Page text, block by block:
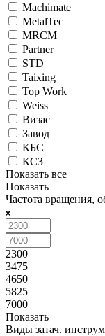
Machimate
MetalTec
MRCM
Partner
STD
Taixing
Top Work
Weiss
Визас
Завод
КБС
КСЗ
Показать все
Показать
Частота вращения,
2300
3475
4650
5825
7000
Показать
Виды затач.